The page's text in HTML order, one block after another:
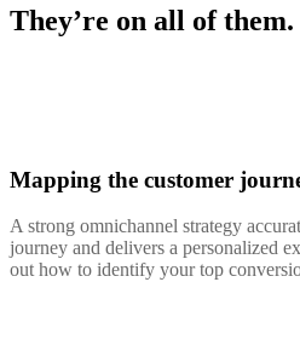
They’re on all of them.
Mapping the customer
A strong omnichannel strategy
journey and delivers a personalized
out how to identify your top